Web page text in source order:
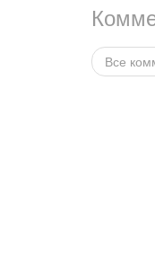
Все